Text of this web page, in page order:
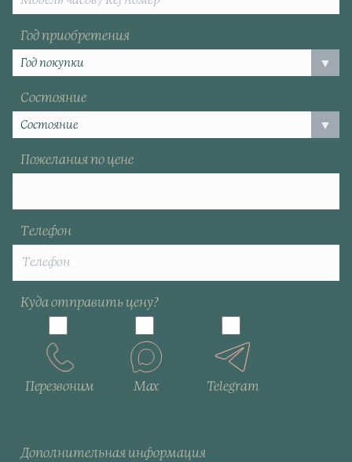
Год приобретения
Состояние
Пожелания по цене
Телефон
Куда отправить цену?
Перезвоним Max Telegram
Дополнительная информация